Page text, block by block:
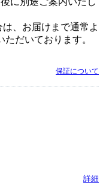
、お届けまで通常よ
ただいております。
保証について
詳細